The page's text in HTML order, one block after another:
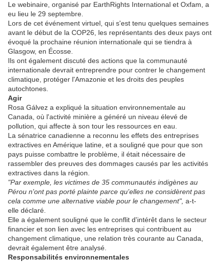
Le webinaire, organisé par EarthRights International et Oxfam, a
eu lieu le 29 septembre.
Lors de cet événement virtuel, qui s'est tenu quelques semaines
avant le début de la COP26, les représentants des deux pays ont
évoqué la prochaine réunion internationale qui se tiendra à
Glasgow, en Écosse.
Ils ont également discuté des actions que la communauté
internationale devrait entreprendre pour contrer le changement
climatique, protéger l'Amazonie et les droits des peuples
autochtones.
Agir
Rosa Gálvez a expliqué la situation environnementale au
Canada, où l'activité minière a généré un niveau élevé de
pollution, qui affecte à son tour les ressources en eau.
La sénatrice canadienne a reconnu les effets des entreprises
extractives en Amérique latine, et a souligné que pour que son
pays puisse combattre le problème, il était nécessaire de
rassembler des preuves des dommages causés par les activités
extractives dans la région.
"Par exemple, les victimes de 35 communautés indigènes au
Pérou n'ont pas porté plainte parce qu'elles ne considèrent pas
cela comme une alternative viable pour le changement", a-t-
elle déclaré.
Elle a également souligné que le conflit d'intérêt dans le secteur
financier et son lien avec les entreprises qui contribuent au
changement climatique, une relation très courante au Canada,
devrait également être analysé.
Responsabilités environnementales